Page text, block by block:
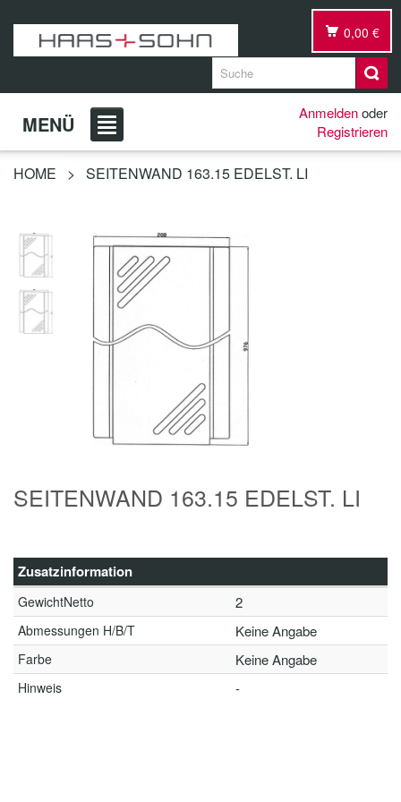
0,00 €
MENÜ Anmeldenoder
Registrieren
HOME > SEITENWAND 163.15 EDELST. LI
SEITENWAND 163.15 EDELST. LI
Zusatzinformation
GewichtNetto 2
Abmessungen H/B/T Keine Angabe
Farbe Keine Angabe
Hinweis -